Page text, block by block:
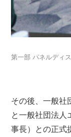
第一部 パネルディ
その後、一般社
と一般社団法人
事長）との正式